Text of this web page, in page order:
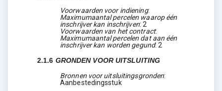
Voorwaarden voor indiening:
Maximumaantal percelen waarop één
inschrijver kan inschrijven: 2
Voorwaarden van het contract:
Maximumaantal percelen dat aan één
inschrijver kan worden gegund:2
2.1.6 GRONDEN VOOR UITSLUITING
Bronnen voor uitsluitingsgronden:
Aanbestedingsstuk